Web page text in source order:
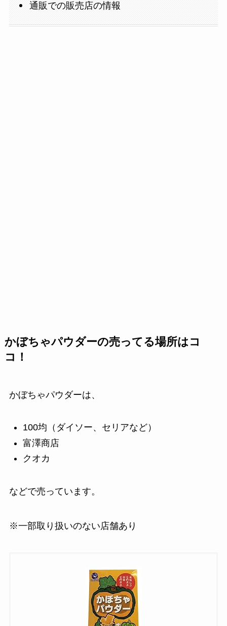
通販での販売店の情報
かぼちゃパウダーの売ってる場所はコ
コ！
かぼちゃパウダーは、
100均（ダイソー、セリアなど）
富澤商店
クオカ
などで売っています。
※一部取り扱いのない店舗あり